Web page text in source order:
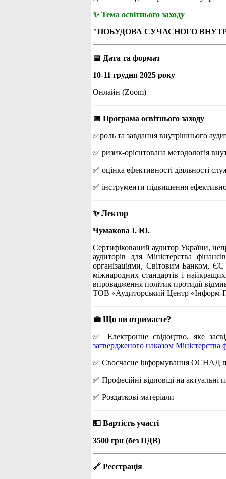
✨ Тема освітнього заходу
"ПОБУДОВА СУЧАСНОГО
📅 Дата та формат
10-11 грудня 2025 року
Онлайн (Zoom)
📅 Програма освітнього заходу
✅роль та завдання внутрішнього
✅ ризик-орієнтована методологія
✅ оцінка ефективності діяльності
✅ інструменти підвищення
✨ Лектор
Чумакова І. Ю.
Сертифікований аудитор України,
аудиторів для Міністерства
організаціями, Світовим Банком, ЄС
міжнародних стандартів і
впровадження політик протидії
ТОВ «Аудиторський Центр «Інформ-
💼 Що ви отримаєте?
✅ Електронне свідоцтво, яке
затвердженого наказом
✅ Своєчасне інформування ОСНАД
✅ Професійні відповіді на актуальні
✅ Роздаткові матеріали
💵 Вартість участі
3500 грн (без ПДВ)
🔗 Реєстрація